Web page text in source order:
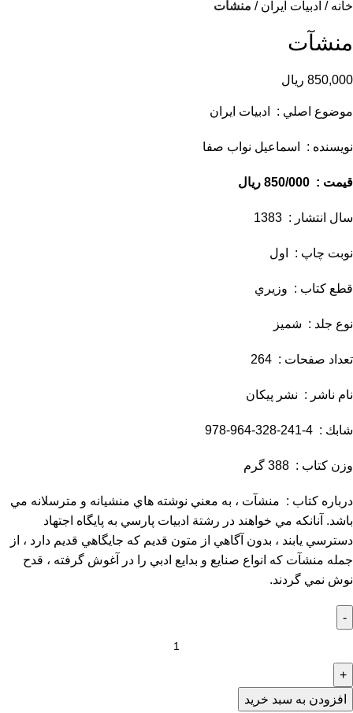
خانه ادبیات ایران منشآت
منشآت
850,000 ریال
موضوع اصلي : ادبيات ايران
نويسنده : اسماعيل نواب صفا
قيمت : 850/000 ريال
سال انتشار : 1383
نوبت چاپ : اول
قطع كتاب : وزيري
نوع جلد : شميز
تعداد صفحات : 264
نام ناشر : نشر پيكان
شابك : 4-241-328-964-978
وزن كتاب : 388 گرم
درباره كتاب : منشآت ، به معني نوشته هاي منشيانه و مترسلانه مي
باشد. آنانكه مي خواهند در رشتة ادبيات پارسي به پايگاه اجتهاد
دسترسي يابند ، بدون آگاهي از متون قديم كه جايگاهي قديم دارد ، از
جمله منشآت كه انواع صنايع و بدايع ادبي را در آغوش گرفته ، قدح
نوش نمي گردند.
افزودن به سبد خرید